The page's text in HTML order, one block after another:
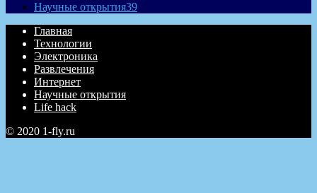
Научные открытия39
Главная
Технологии
Электроника
Развлечения
Интернет
Научные открытия
Life hack
© 2020 1-fly.ru